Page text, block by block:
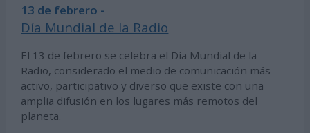
13 de febrero -
Día Mundial de la Radio
El 13 de febrero se celebra el Día Mundial de la
Radio, considerado el medio de comunicación más
activo, participativo y diverso que existe con una
amplia difusión en los lugares más remotos del
planeta.